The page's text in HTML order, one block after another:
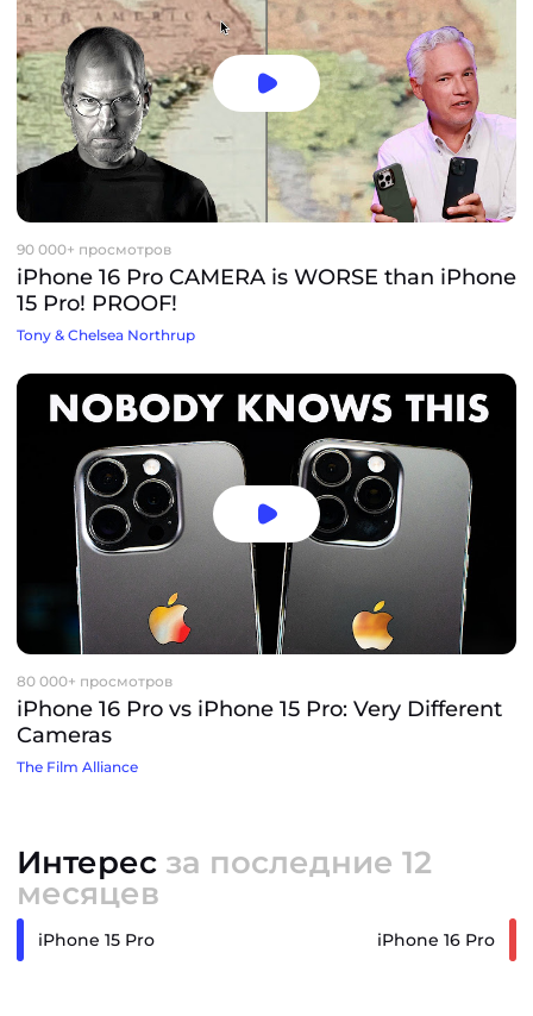
90 000+ просмотров
iPhone 16 Pro CAMERA is WORSE than iPhone
15 Pro! PROOF!
Tony & Chelsea Northrup
80 000+ просмотров
iPhone 16 Pro vs iPhone 15 Pro: Very Different
Cameras
The Film Alliance
Интерес за последние 12
месяцев
iPhone 15 Pro iPhone 16 Pro